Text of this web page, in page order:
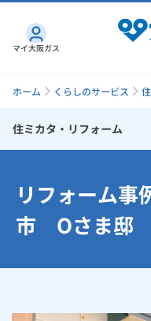
ガス・電気 トップ
インターネット
マイ大阪ガス
ホーム くらしのサービス
住ミカタ・リフォーム
リフォームのタイミング
リフォームで失敗しない
リフォーム
市 Oさま邸